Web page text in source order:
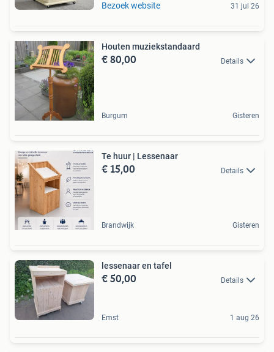
Bezoek website 31 jul 26
Houten muziekstandaard
€ 80,00 Details
Burgum Gisteren
Te huur | Lessenaar
€ 15,00 Details
Brandwijk Gisteren
lessenaar en tafel
€ 50,00 Details
Emst 1 aug 26